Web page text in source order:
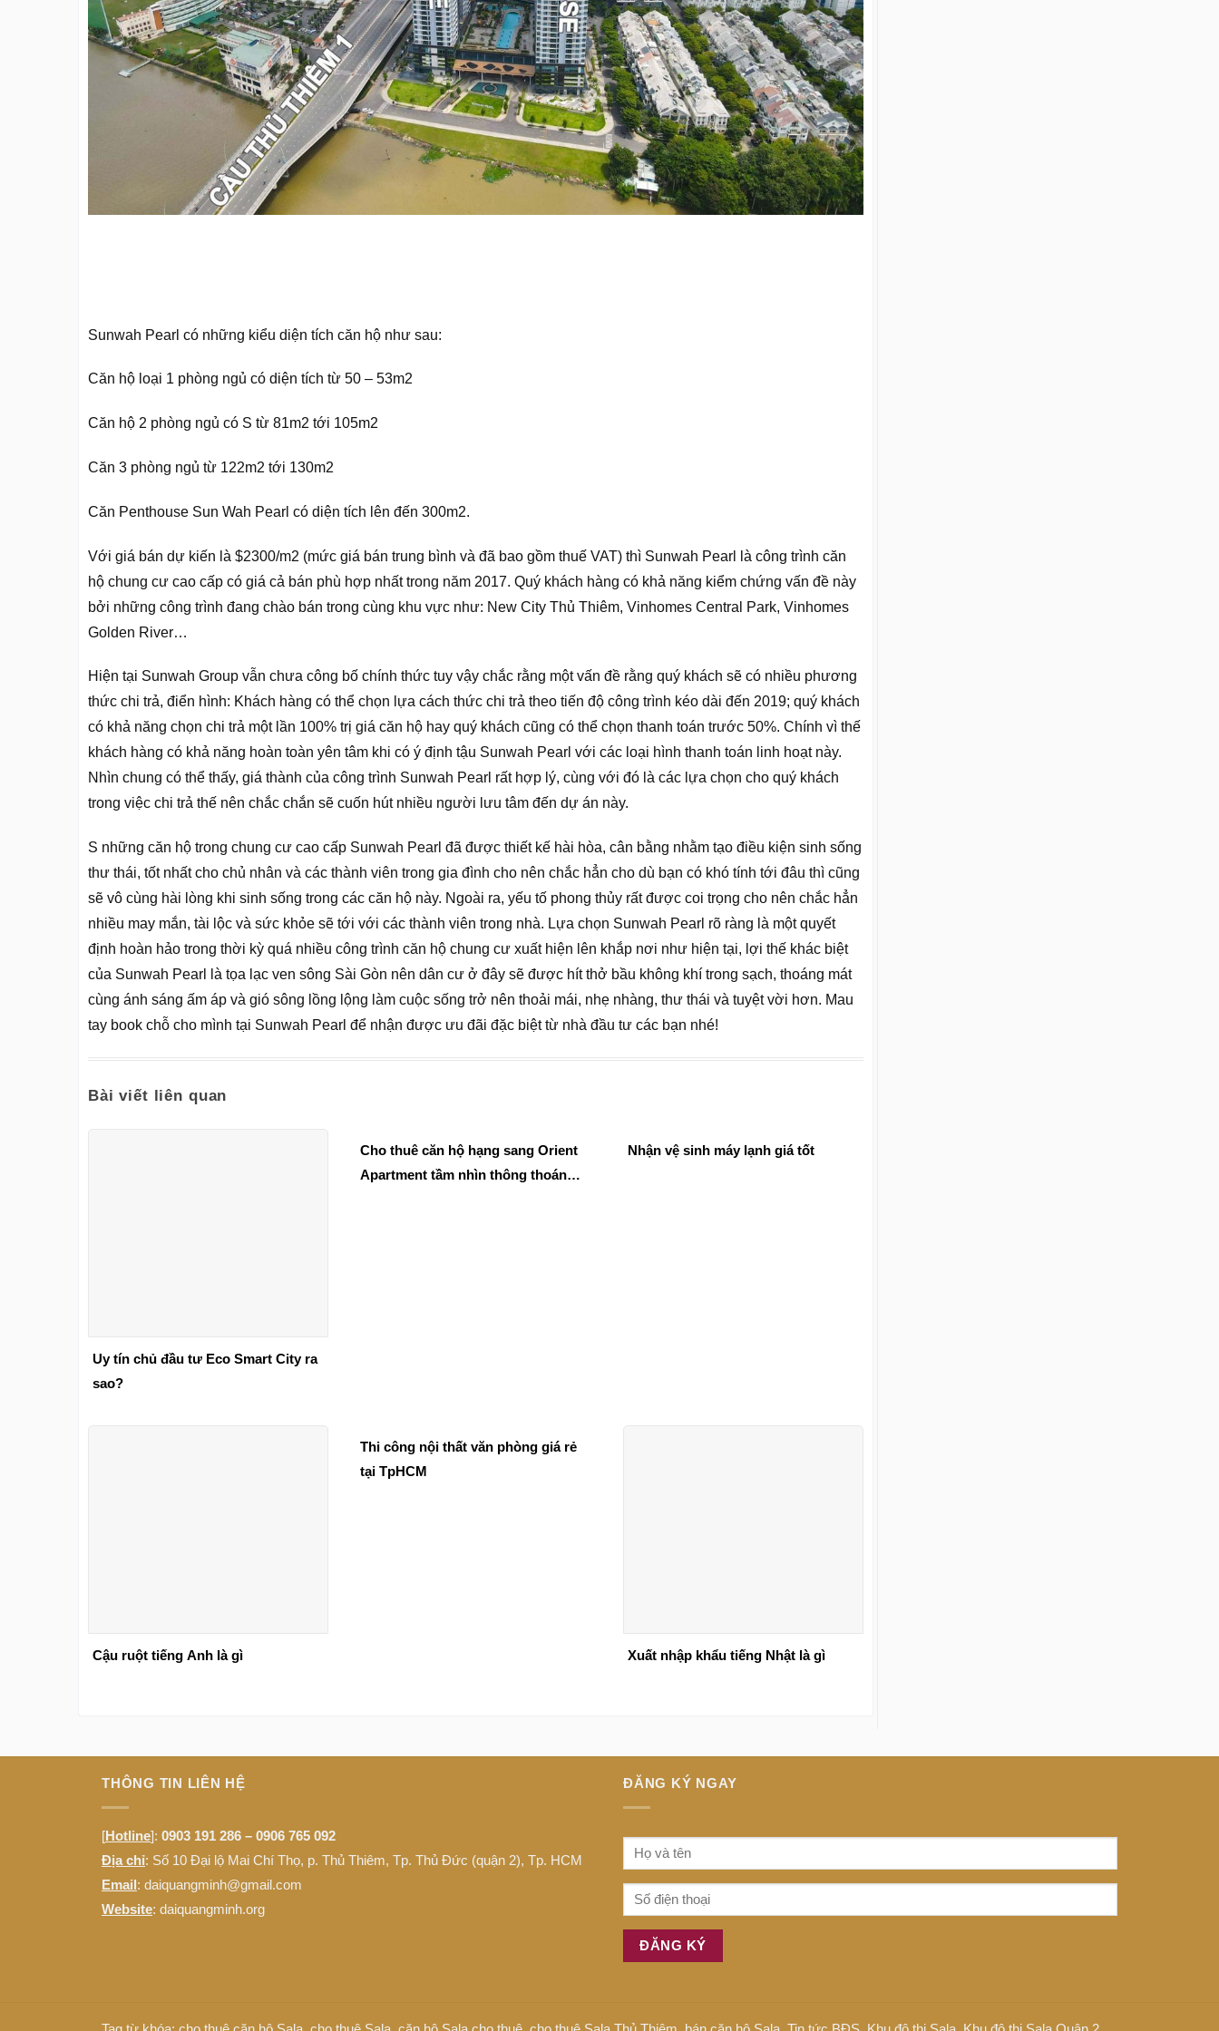
Sunwah Pearl có những kiểu diện tích căn hộ như sau:
Căn hộ loại 1 phòng ngủ có diện tích từ 50 – 53m2
Căn hộ 2 phòng ngủ có S từ 81m2 tới 105m2
Căn 3 phòng ngủ từ 122m2 tới 130m2
Căn Penthouse Sun Wah Pearl có diện tích lên đến 300m2.
Với giá bán dự kiến là $2300/m2 (mức giá bán trung bình và đã bao gồm thuế VAT) thì Sunwah Pearl là công trình căn
hộ chung cư cao cấp có giá cả bán phù hợp nhất trong năm 2017. Quý khách hàng có khả năng kiểm chứng vấn đề này
bởi những công trình đang chào bán trong cùng khu vực như: New City Thủ Thiêm, Vinhomes Central Park, Vinhomes
Golden River…
Hiện tại Sunwah Group vẫn chưa công bố chính thức tuy vậy chắc rằng một vấn đề rằng quý khách sẽ có nhiều phương
thức chi trả, điển hình: Khách hàng có thể chọn lựa cách thức chi trả theo tiến độ công trình kéo dài đến 2019; quý khách
có khả năng chọn chi trả một lần 100% trị giá căn hộ hay quý khách cũng có thể chọn thanh toán trước 50%. Chính vì thế
khách hàng có khả năng hoàn toàn yên tâm khi có ý định tậu Sunwah Pearl với các loại hình thanh toán linh hoạt này.
Nhìn chung có thể thấy, giá thành của công trình Sunwah Pearl rất hợp lý, cùng với đó là các lựa chọn cho quý khách
trong việc chi trả thế nên chắc chắn sẽ cuốn hút nhiều người lưu tâm đến dự án này.
S những căn hộ trong chung cư cao cấp Sunwah Pearl đã được thiết kế hài hòa, cân bằng nhằm tạo điều kiện sinh sống
thư thái, tốt nhất cho chủ nhân và các thành viên trong gia đình cho nên chắc hẳn cho dù bạn có khó tính tới đâu thì cũng
sẽ vô cùng hài lòng khi sinh sống trong các căn hộ này. Ngoài ra, yếu tố phong thủy rất được coi trọng cho nên chắc hẳn
nhiều may mắn, tài lộc và sức khỏe sẽ tới với các thành viên trong nhà. Lựa chọn Sunwah Pearl rõ ràng là một quyết
định hoàn hảo trong thời kỳ quá nhiều công trình căn hộ chung cư xuất hiện lên khắp nơi như hiện tại, lợi thế khác biệt
của Sunwah Pearl là tọa lạc ven sông Sài Gòn nên dân cư ở đây sẽ được hít thở bầu không khí trong sạch, thoáng mát
cùng ánh sáng ấm áp và gió sông lồng lộng làm cuộc sống trở nên thoải mái, nhẹ nhàng, thư thái và tuyệt vời hơn. Mau
tay book chỗ cho mình tại Sunwah Pearl để nhận được ưu đãi đặc biệt từ nhà đầu tư các bạn nhé!
Bài viết liên quan
Uy tín chủ đầu tư Eco Smart City ra
sao?
Cho thuê căn hộ hạng sang Orient
Apartment tầm nhìn thông thoáng
Nhận vệ sinh máy lạnh giá tốt
Cậu ruột tiếng Anh là gì
Thi công nội thất văn phòng giá rẻ
tại TpHCM
Xuất nhập khẩu tiếng Nhật là gì
THÔNG TIN LIÊN HỆ
[Hotline]: 0903 191 286 – 0906 765 092
Địa chỉ: Số 10 Đại lộ Mai Chí Thọ, p. Thủ Thiêm, Tp. Thủ Đức (quận 2), Tp. HCM
Email: daiquangminh@gmail.com
Website: daiquangminh.org
ĐĂNG KÝ NGAY